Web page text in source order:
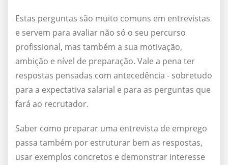
Estas perguntas são muito comuns em entrevistas
e servem para avaliar não só o seu percurso
profissional, mas também a sua motivação,
ambição e nível de preparação. Vale a pena ter
respostas pensadas com antecedência - sobretudo
para a expectativa salarial e para as perguntas que
fará ao recrutador.
Saber como preparar uma entrevista de emprego
passa também por estruturar bem as respostas,
usar exemplos concretos e demonstrar interesse